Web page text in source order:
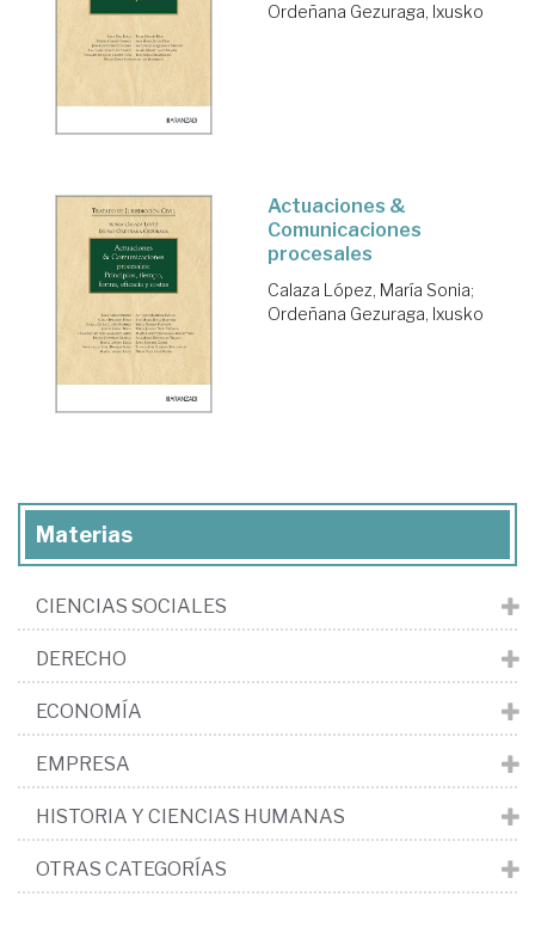
Ordeñana Gezuraga, Ixusko
Actuaciones &
Comunicaciones
procesales
Calaza López, María Sonia;
Ordeñana Gezuraga, Ixusko
Materias
CIENCIAS SOCIALES
DERECHO
ECONOMÍA
EMPRESA
HISTORIA Y CIENCIAS HUMANAS
OTRAS CATEGORÍAS